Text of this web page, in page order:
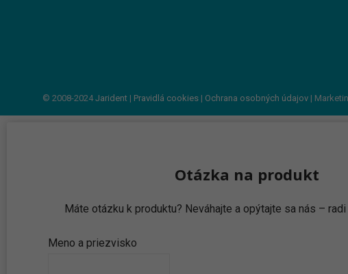
© 2008-2024Jarident | Pravidlá cookies | Ochrana osobných údajov |
Otázka na produkt
Máte otázku k produktu? Neváhajte a opýtajte sa nás –
Meno a priezvisko